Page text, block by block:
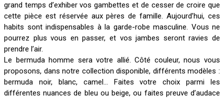
grand temps d’exhiber vos gambettes et de cesser de croire que
cette pièce est réservée aux pères de famille. Aujourd’hui, ces
habits sont indispensables à la garde-robe masculine. Vous ne
pourrez plus vous en passer, et vos jambes seront ravies de
prendre l’air.
Le bermuda homme sera votre allié. Côté couleur, nous vous
proposons, dans notre collection disponible, différents modèles :
bermuda noir, blanc, camel... Faites votre choix parmi les
différentes nuances de bleu ou beige, ou faites preuve d’audace